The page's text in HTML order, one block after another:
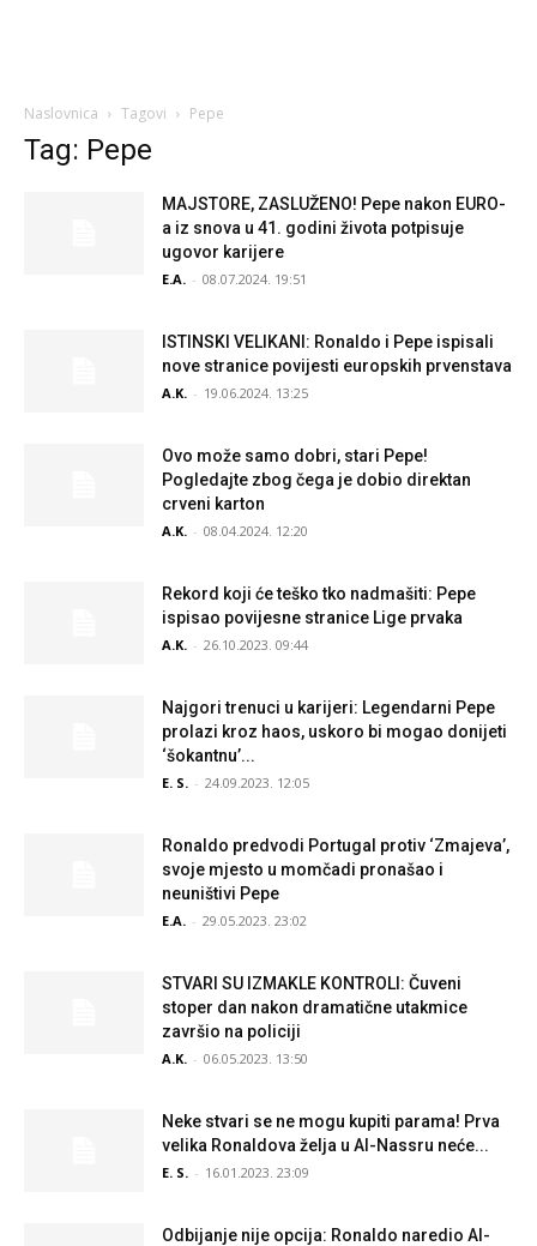
Naslovnica Tagovi Pepe
Tag: Pepe
MAJSTORE, ZASLUŽENO! Pepe nakon EURO-
a iz snova u 41. godini života potpisuje
ugovor karijere
E.A. - 08.07.2024. 19:51
ISTINSKI VELIKANI: Ronaldo i Pepe ispisali
nove stranice povijesti europskih prvenstava
A.K. - 19.06.2024. 13:25
Ovo može samo dobri, stari Pepe!
Pogledajte zbog čega je dobio direktan
crveni karton
A.K. - 08.04.2024. 12:20
Rekord koji će teško tko nadmašiti: Pepe
ispisao povijesne stranice Lige prvaka
A.K. - 26.10.2023. 09:44
Najgori trenuci u karijeri: Legendarni Pepe
prolazi kroz haos, uskoro bi mogao donijeti
‘šokantnu’...
E. S. - 24.09.2023. 12:05
Ronaldo predvodi Portugal protiv ‘Zmajeva’,
svoje mjesto u momčadi pronašao i
neuništivi Pepe
E.A. - 29.05.2023. 23:02
STVARI SU IZMAKLE KONTROLI: Čuveni
stoper dan nakon dramatične utakmice
završio na policiji
A.K. - 06.05.2023. 13:50
Neke stvari se ne mogu kupiti parama! Prva
velika Ronaldova želja u Al-Nassru neće...
E. S. - 16.01.2023. 23:09
Odbijanje nije opcija: Ronaldo naredio Al-